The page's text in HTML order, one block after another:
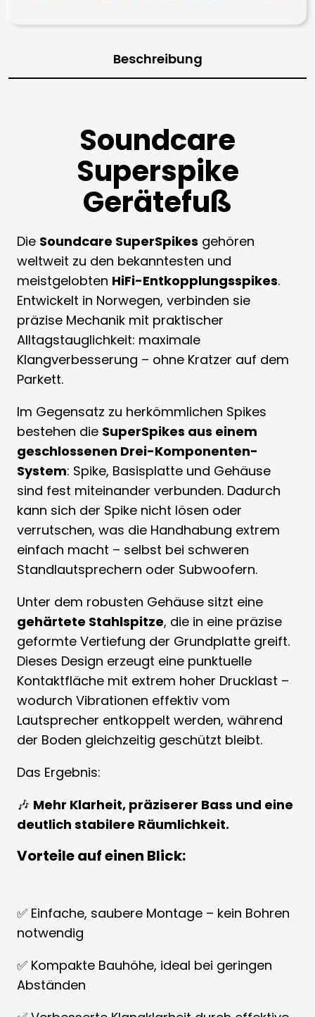
Beschreibung
Soundcare
Superspike
Gerätefuß
Die Soundcare SuperSpikes gehören
weltweit zu den bekanntesten und
meistgelobten HiFi-Entkopplungsspikes.
Entwickelt in Norwegen, verbinden sie
präzise Mechanik mit praktischer
Alltagstauglichkeit: maximale
Klangverbesserung – ohne Kratzer auf dem
Parkett.
Im Gegensatz zu herkömmlichen Spikes
bestehen die SuperSpikes aus einem
geschlossenen Drei-Komponenten-
System: Spike, Basisplatte und Gehäuse
sind fest miteinander verbunden. Dadurch
kann sich der Spike nicht lösen oder
verrutschen, was die Handhabung extrem
einfach macht – selbst bei schweren
Standlautsprechern oder Subwoofern.
Unter dem robusten Gehäuse sitzt eine
gehärtete Stahlspitze, die in eine präzise
geformte Vertiefung der Grundplatte greift.
Dieses Design erzeugt eine punktuelle
Kontaktfläche mit extrem hoher Drucklast –
wodurch Vibrationen effektiv vom
Lautsprecher entkoppelt werden, während
der Boden gleichzeitig geschützt bleibt.
Das Ergebnis:
🎶 Mehr Klarheit, präziserer Bass und eine
deutlich stabilere Räumlichkeit.
Vorteile auf einen Blick:
✅ Einfache, saubere Montage – kein Bohren
notwendig
✅ Kompakte Bauhöhe, ideal bei geringen
Abständen